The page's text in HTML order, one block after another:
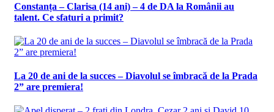
Constanța – Clarisa (14 ani) – 4 de DA la Românii au
talent. Ce sfaturi a primit?
La 20 de ani de la succes – Diavolul se îmbracă de la Prada
2” are premiera!